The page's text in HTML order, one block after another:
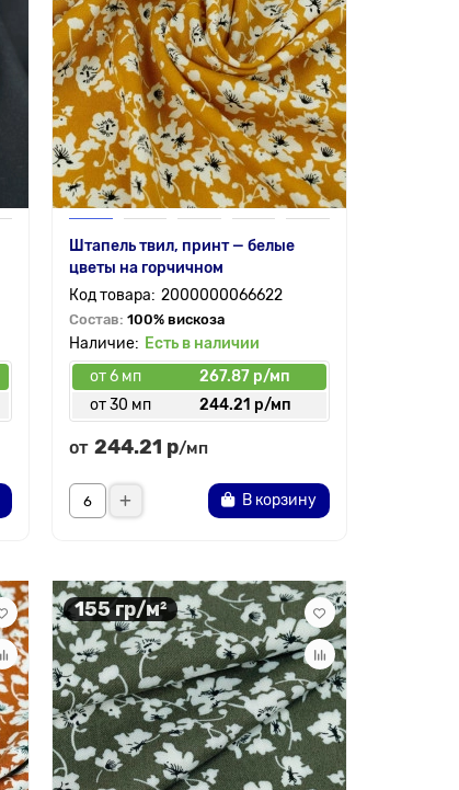
Штапель твил, принт — белые
цветы на горчичном
2000000066622
Состав: 100% вискоза
Есть в наличии
от 6 мп
267.87 р/мп
от 30 мп
244.21 р/мп
от 244.21 р/мп
В корзину
155 гр/м²